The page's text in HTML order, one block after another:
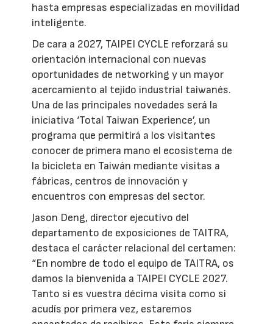
hasta empresas especializadas en movilidad
inteligente.
De cara a 2027, TAIPEI CYCLE reforzará su
orientación internacional con nuevas
oportunidades de networking y un mayor
acercamiento al tejido industrial taiwanés.
Una de las principales novedades será la
iniciativa ‘Total Taiwan Experience’, un
programa que permitirá a los visitantes
conocer de primera mano el ecosistema de
la bicicleta en Taiwán mediante visitas a
fábricas, centros de innovación y
encuentros con empresas del sector.
Jason Deng, director ejecutivo del
departamento de exposiciones de TAITRA,
destaca el carácter relacional del certamen:
“En nombre de todo el equipo de TAITRA, os
damos la bienvenida a TAIPEI CYCLE 2027.
Tanto si es vuestra décima visita como si
acudís por primera vez, estaremos